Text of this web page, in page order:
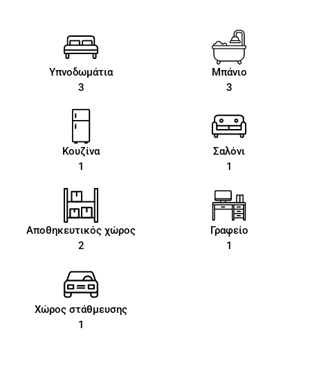
Υπνοδωμάτια
3
Μπάνιο
3
Κουζίνα
1
Σαλόνι
1
Αποθηκευτικός χώρος
2
Γραφείο
1
Χώρος στάθμευσης
1